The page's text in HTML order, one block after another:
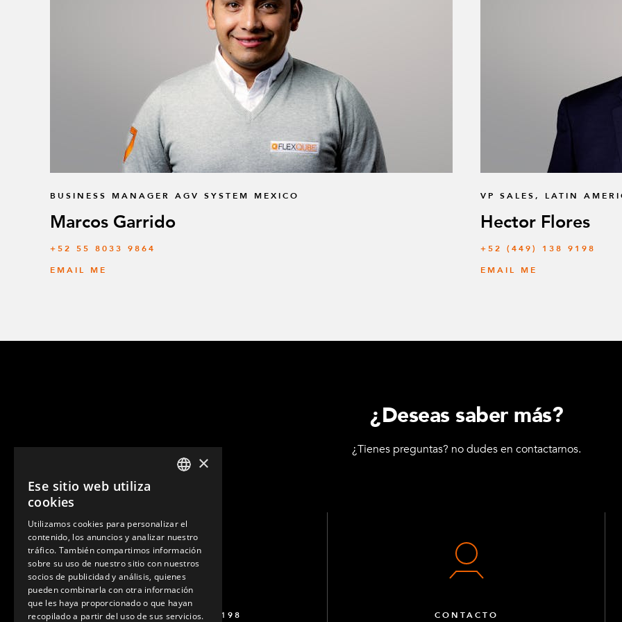
BUSINESS MANAGER AGV SYSTEM MEXICO
Marcos Garrido
+52 55 8033 9864
EMAIL ME
VP SALES, LATIN
Hector Flores
+52 (449) 138 9198
EMAIL ME
¿Deseas saber más?
¿Tienes preguntas? no dudes en contactarnos.
+52 449 138 9198 CONTACTO
×
Ese sitio web utiliza
cookies
Utilizamos cookies para personalizar el
contenido, los anuncios y analizar nuestro
tráfico. También compartimos información
sobre su uso de nuestro sitio con nuestros
socios de publicidad y análisis, quienes
pueden combinarla con otra información
que les haya proporcionado o que hayan
recopilado a partir del uso de sus servicios.